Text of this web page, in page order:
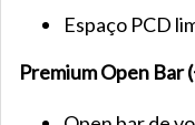
Espaço PCD
Premium Open Bar